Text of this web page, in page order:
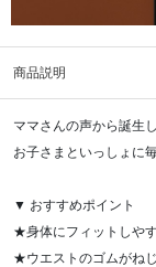
商品説明
ママさんの声から誕生
お子さまといっしょに
▼ おすすめポイント
★身体にフィットしや
★ウエストのゴムがね